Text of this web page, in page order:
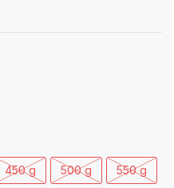
450 g 500 g 550 g